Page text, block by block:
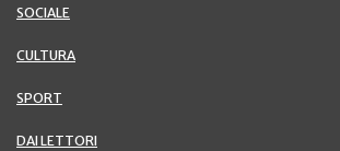
SOCIALE
CULTURA
SPORT
DAI LETTORI